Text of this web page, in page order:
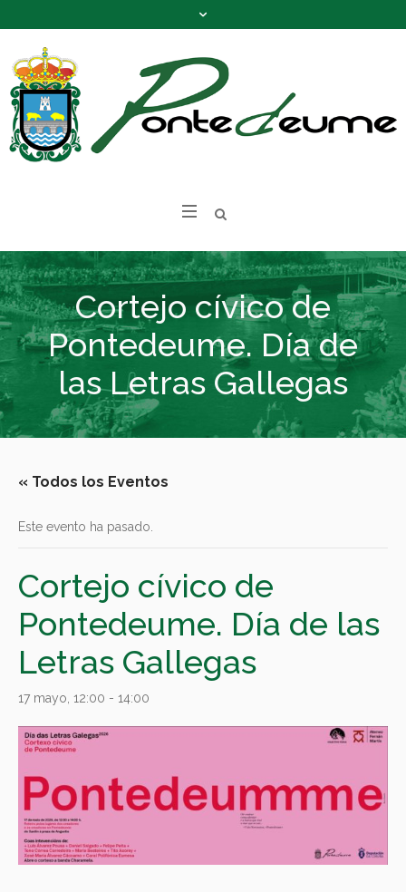
Cortejo cívico de
Pontedeume. Día de
las Letras Gallegas
« Todos los Eventos
Este evento ha pasado.
Cortejo cívico de
Pontedeume. Día de las
Letras Gallegas
17 mayo, 12:00 - 14:00